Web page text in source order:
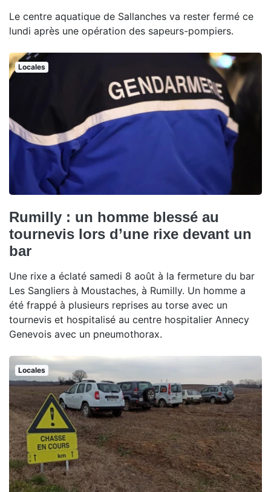
Le centre aquatique de Sallanches va rester fermé ce
lundi après une opération des sapeurs-pompiers.
Locales
Rumilly : un homme blessé au
tournevis lors d’une rixe devant un
bar
Une rixe a éclaté samedi 8 août à la fermeture du bar
Les Sangliers à Moustaches, à Rumilly. Un homme a
été frappé à plusieurs reprises au torse avec un
tournevis et hospitalisé au centre hospitalier Annecy
Genevois avec un pneumothorax.
Locales